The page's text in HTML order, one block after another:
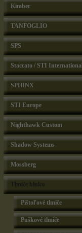
Kimber
TANFOGLIO
SPS
Staccato / STI International
SPHINX
STI Europe
Nighthawk Custom
Shadow Systems
Mossberg
Pištoľové tlmiče
Puškové tlmiče